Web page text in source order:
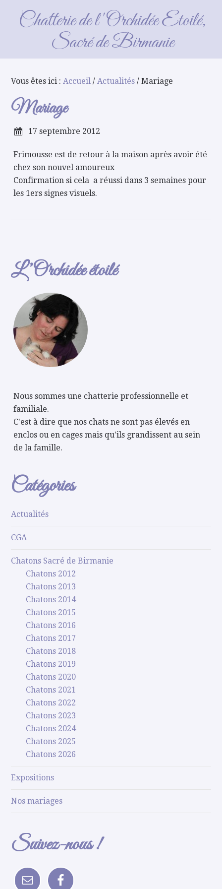
Chatterie de l'Orchidée Etoilé,
Sacré de Birmanie
Mariage
Vous êtes ici :Accueil /Actualités / Mariage
Mariage
17 septembre 2012
Frimousse est de retour à la maison après avoir été
chez son nouvel amoureux
Confirmation si cela a réussi dans 3 semaines pour
les 1ers signes visuels.
L’Orchidée étoilé
Nous sommes une chatterie professionnelle et
familiale.
C'est à dire que nos chats ne sont pas élevés en
enclos ou en cages mais qu'ils grandissent au sein
de la famille.
Catégories
Actualités
CGA
Chatons Sacré de Birmanie
Chatons 2012
Chatons 2013
Chatons 2014
Chatons 2015
Chatons 2016
Chatons 2017
Chatons 2018
Chatons 2019
Chatons 2020
Chatons 2021
Chatons 2022
Chatons 2023
Chatons 2024
Chatons 2025
Chatons 2026
Expositions
Nos mariages
Suivez-nous !